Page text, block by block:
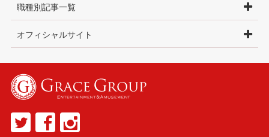
職種別記事一覧
オフィシャルサイト